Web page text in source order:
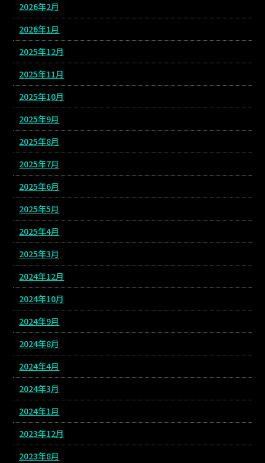
2026年2月
2026年1月
2025年12月
2025年11月
2025年10月
2025年9月
2025年8月
2025年7月
2025年6月
2025年5月
2025年4月
2025年3月
2024年12月
2024年10月
2024年9月
2024年8月
2024年4月
2024年3月
2024年1月
2023年12月
2023年8月